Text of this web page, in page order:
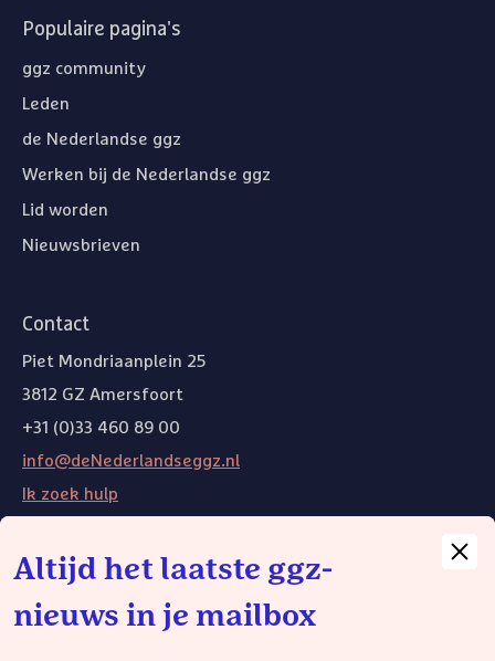
Altijd het laatste ggz-
nieuws in je mailbox
Populaire pagina's
ggz community
Leden
de Nederlandse ggz
Werken bij de Nederlandse ggz
Lid worden
Nieuwsbrieven
Contact
Piet Mondriaanplein 25
3812 GZ Amersfoort
+31 (0)33 460 89 00
info@deNederlandseggz.nl
Ik zoek hulp
Andere websites
Weg van de wachtlijst
Wij gebruiken functionele cookies om de website goed te laten